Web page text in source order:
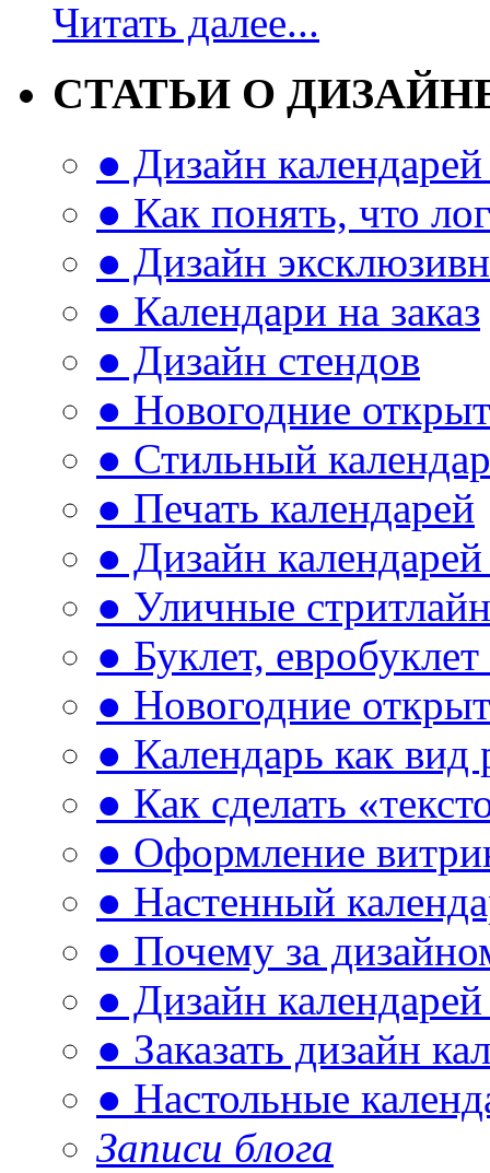
Читать далее...
СТАТЬИ О
● Дизайн
● Как понять, что
● Дизайн
● Календари на заказ
● Дизайн стендов
● Новогодние
● Стильный
● Печать календарей
● Дизайн
● Уличные
● Буклет,
● Новогодние
● Календарь как вид
● Как сделать
● Оформление
● Настенный
● Почему за
● Дизайн
● Заказать дизайн
● Настольные
Записи блога